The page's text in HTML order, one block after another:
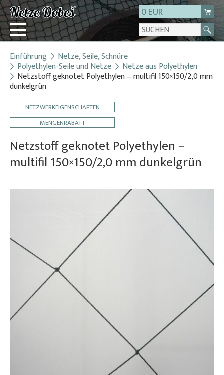
0 EUR
Login
Registrierung
Kontakt
Einführung Netze, Seile, Schnüre
Polyethylen-Seile und Netze Netze aus Polyethylen
Netzstoff geknotet Polyethylen – multifil 150×150/2,0 mm
dunkelgrün
NETZWERKEIGENSCHAFTEN
MENGENRABATT
Netzstoff geknotet Polyethylen –
multifil 150×150/2,0 mm dunkelgrün